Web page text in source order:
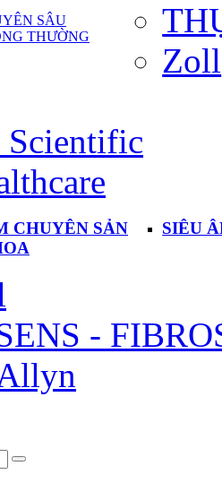
SÂU
THƯỜNG
Zoll
Scientific
CHUYÊN SẢN
SIÊU
-